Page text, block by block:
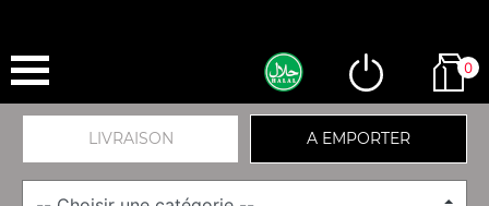
0
LIVRAISON A EMPORTER